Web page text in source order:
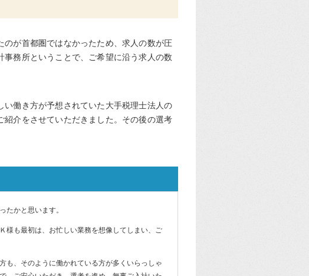
が首都圏ではなかったため、求人の数が圧
務所ということで、ご希望に沿う求人の数
働き方が予想されていた大手税理士法人の
介をさせていただきました。その後の選考
たかと思います。
様も最初は、お忙しい業務を想像してしまい、ご
も、そのように働かれている方が多くいらっしゃ